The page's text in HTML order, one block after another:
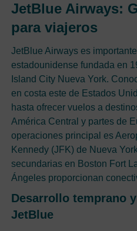
JetBlue Airways:
para viajeros
JetBlue Airways es
estadounidense fundada en
Island City Nueva York.
en costa este de Estados
hasta ofrecer vuelos a
América Central y partes de
operaciones principal es
Kennedy (JFK) de Nueva
secundarias en Boston Fort
Ángeles proporcionan
Desarrollo temprano
JetBlue